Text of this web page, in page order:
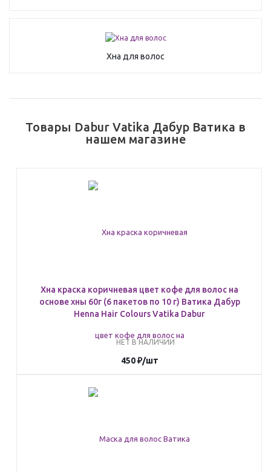
Хна для волос
Товары Dabur Vatika Дабур Ватика в
нашем магазине
Хна краска коричневая цвет кофе для волос на
основе хны 60г (6 пакетов по 10 г) Ватика Дабур
Henna Hair Colours Vatika Dabur
НЕТ В НАЛИЧИИ
450₽/шт